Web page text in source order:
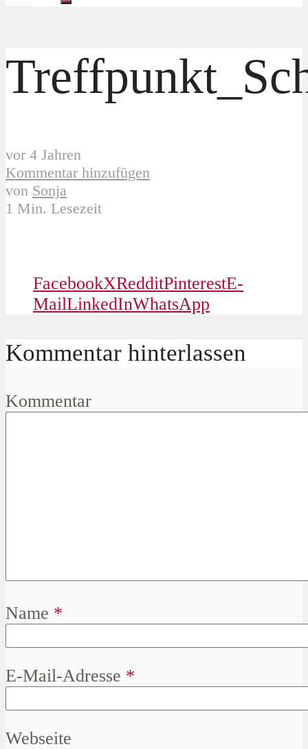
vor 4 Jahren
Kommentar hinzufügen
von Sonja
1 Min. Lesezeit
FacebookXRedditPinterestE-
MailLinkedInWhatsApp
Kommentar hinterlassen
Kommentar
Name *
E-Mail-Adresse *
Webseite